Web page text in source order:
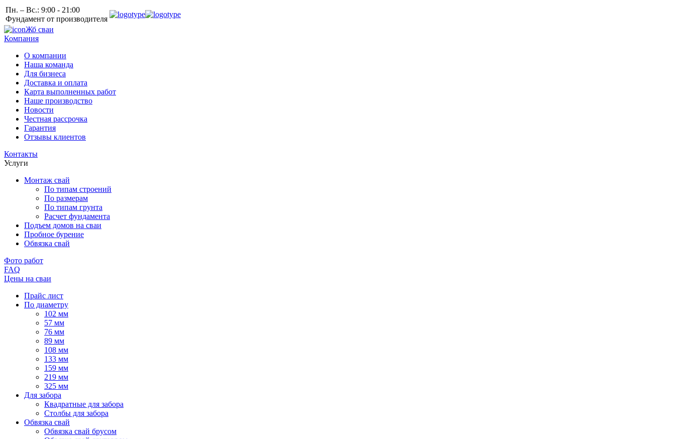
Пн. – Вс.: 9:00 - 21:00
Фундамент от производителя
Жб сваи
Компания
О компании
Наша команда
Для бизнеса
Доставка и оплата
Карта выполненных работ
Наше производство
Новости
Честная рассрочка
Гарантия
Отзывы клиентов
Контакты
Услуги
Монтаж свай
По типам строений
По размерам
По типам грунта
Расчет фундамента
Подъем домов на сваи
Пробное бурение
Обвязка свай
Фото работ
FAQ
Цены на сваи
Прайс лист
По диаметру
102 мм
57 мм
76 мм
89 мм
108 мм
133 мм
159 мм
219 мм
325 мм
Для забора
Квадратные для забора
Столбы для забора
Обвязка свай
Обвязка свай брусом